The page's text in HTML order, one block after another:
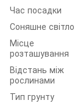
Час посадки
Соняшне світло
Місце
розташування
Відстань між
рослинами
Тип грунту